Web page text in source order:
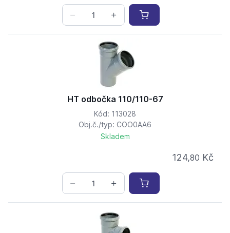
HT odbočka 110/110-67
Kód: 113028
Obj.č./typ: COO0AA6
Skladem
124,80 Kč